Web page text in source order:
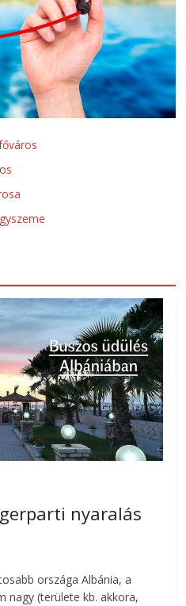
nyaralás
országa Albánia, a
nagy (területe kb. akkora,